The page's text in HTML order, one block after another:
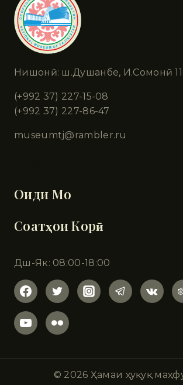
Нишонӣ: ш.Душанбе, И.Сомонӣ 11
(+992 37) 227-15-08
(+992 37) 227-86-47
museumtj@rambler.ru
Оиди Мо
Соатҳои Корӣ
Дш-Як: 08:00-18:00
© 2026 Ҳамаи ҳуқуқ